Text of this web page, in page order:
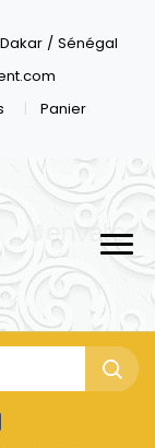
/ Sénégal
Panier